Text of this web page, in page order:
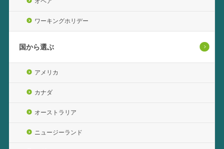
ワーキングホリデー
国から選ぶ
アメリカ
カナダ
オーストラリア
ニュージーランド